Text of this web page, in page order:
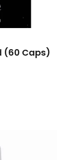
(60 Caps)